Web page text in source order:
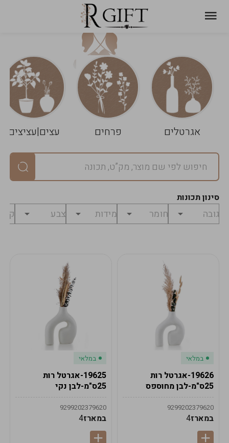
אגרטלים פרחים עצים|עציצים
סינון תכונות
במלאי
19626-אגרטל רות
25ס"מ-לבן מחוספס
9299202379620
במארז4
במלאי
19625-אגרטל רות
25ס"מ-לבן נקי
9299202379620
במארז4
עגלת
שלך
ניקוי
הסל
במארז
מחיר
לפני
₪0
לתשלום